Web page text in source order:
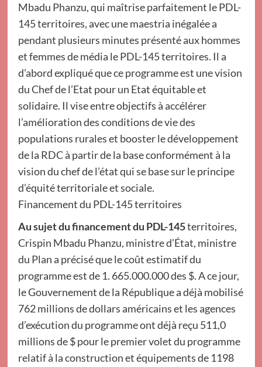
Mbadu Phanzu, qui maîtrise parfaitement le PDL-
145 territoires, avec une maestria inégalée a
pendant plusieurs minutes présenté aux hommes
et femmes de média le PDL-145 territoires. Il a
d’abord expliqué que ce programme est une vision
du Chef de l’Etat pour un Etat équitable et
solidaire. Il vise entre objectifs à accélérer
l’amélioration des conditions de vie des
populations rurales et booster le développement
de la RDC à partir de la base conformément à la
vision du chef de l’état qui se base sur le principe
d’équité territoriale et sociale.
Financement du PDL-145 territoires
Au sujet du financement du PDL-145territoires,
Crispin Mbadu Phanzu, ministre d’État, ministre
du Plan a précisé que le coût estimatif du
programme est de 1. 665.000.000 des $. A ce jour,
le Gouvernement de la République a déjà mobilisé
762 millions de dollars américains et les agences
d’exécution du programme ont déjà reçu 511,0
millions de $ pour le premier volet du programme
relatif à la construction et équipements de 1198